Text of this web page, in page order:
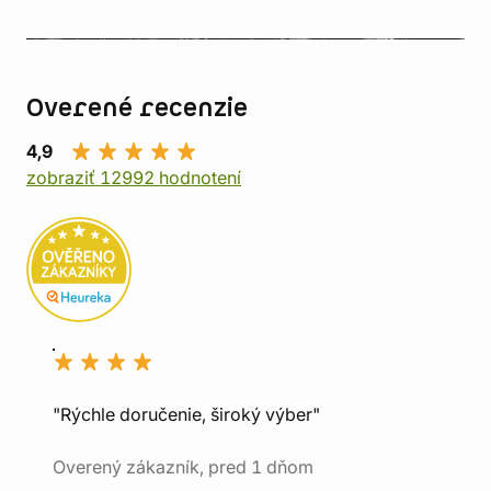
Overené recenzie
4,9
zobraziť 12992 hodnotení
"Rýchle doručenie, široký výber"
Overený zákazník, pred 1 dňom